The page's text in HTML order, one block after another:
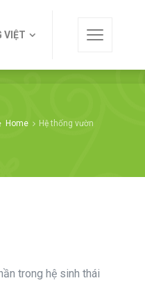
VIỆT
Home Hệ thống vườn
trong hệ sinh thái